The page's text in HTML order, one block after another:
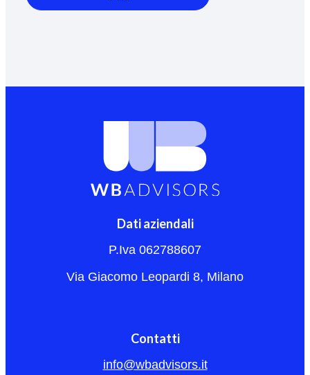
Dati aziendali
P.Iva 062788607
Via Giacomo Leopardi 8, Milano
Contatti
info@wbadvisors.it